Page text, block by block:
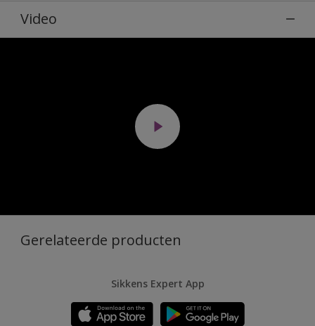
Video
Gerelateerde producten
Sikkens Expert App